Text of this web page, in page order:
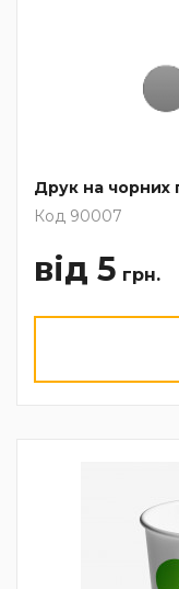
Друк на чорних
Код 90007
від 5 грн.